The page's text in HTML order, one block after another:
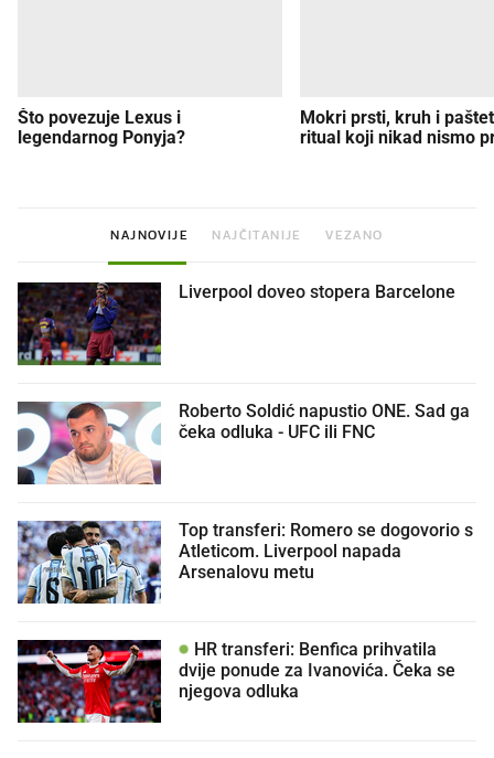
Što povezuje Lexus i
legendarnog Ponyja?
Mokri prsti, kruh i
ritual koji nikad nismo
NAJNOVIJE NAJČITANIJE VEZANO
Liverpool doveo stopera Barcelone
Roberto Soldić napustio ONE. Sad ga
čeka odluka - UFC ili FNC
Top transferi: Romero se dogovorio s
Atleticom. Liverpool napada
Arsenalovu metu
HR transferi: Benfica prihvatila
dvije ponude za Ivanovića. Čeka se
njegova odluka